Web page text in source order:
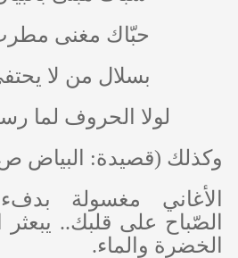
حبّاك مغنى
بسلال من لا
لولا الحروف لما
وكذلك (قصيدة: البياض ص
الأغاني مغسولة
الصّباح على قلبك.. يبعثر
الخضرة والماء.